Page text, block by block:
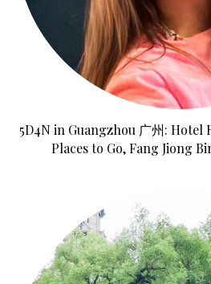
5D4N in Guangzhou 广州: Hotel
Places to Go, Fang Jiong